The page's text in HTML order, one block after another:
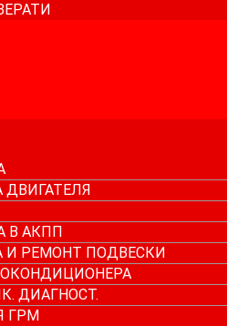
В АКПП
И РЕМОНТ ПОДВЕСКИ
ДИАГНОСТ.
ГРМ